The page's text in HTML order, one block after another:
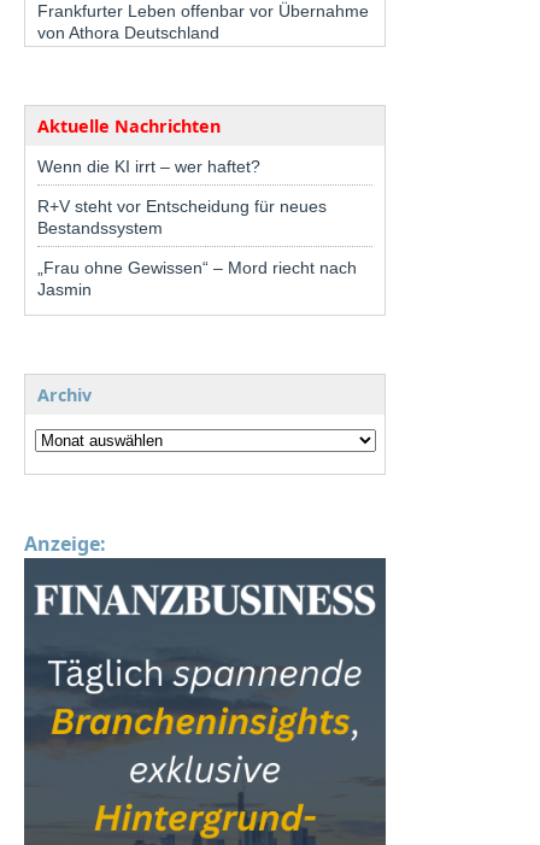
Frankfurter Leben offenbar vor Übernahme
von Athora Deutschland
Aktuelle Nachrichten
Wenn die KI irrt – wer haftet?
R+V steht vor Entscheidung für neues
Bestandssystem
„Frau ohne Gewissen“ – Mord riecht nach
Jasmin
Archiv
Anzeige: